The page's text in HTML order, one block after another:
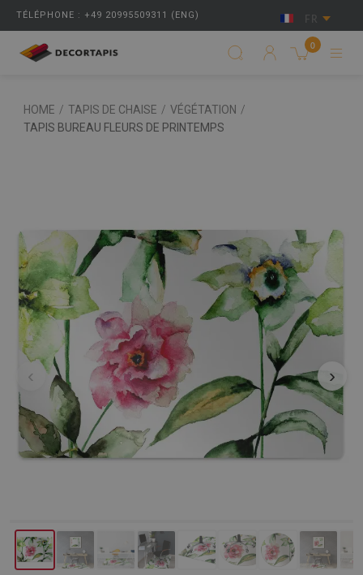
TÉLÉPHONE : +49 20995509311 (ENG) FR
0
HOME / TAPIS DE CHAISE / VÉGÉTATION /
TAPIS BUREAU FLEURS DE PRINTEMPS
‹ ›